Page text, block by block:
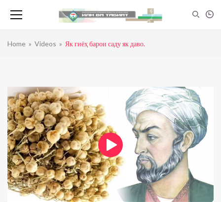
Home » Videos » Як гиёҳ барои саду як даво.